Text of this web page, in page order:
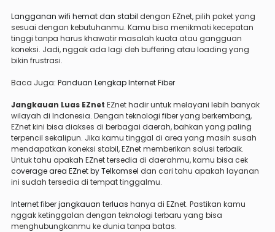
Langganan wifi hemat dan stabil dengan EZnet, pilih paket yang
sesuai dengan kebutuhanmu. Kamu bisa menikmati kecepatan
tinggi tanpa harus khawatir masalah kuota atau gangguan
koneksi. Jadi, nggak ada lagi deh buffering atau loading yang
bikin frustrasi.
Baca Juga: Panduan Lengkap Internet Fiber
Jangkauan Luas EZnet EZnet hadir untuk melayani lebih banyak
wilayah di Indonesia. Dengan teknologi fiber yang berkembang,
EZnet kini bisa diakses di berbagai daerah, bahkan yang paling
terpencil sekalipun. Jika kamu tinggal di area yang masih susah
mendapatkan koneksi stabil, EZnet memberikan solusi terbaik.
Untuk tahu apakah EZnet tersedia di daerahmu, kamu bisa cek
coverage area EZnet by Telkomsel dan cari tahu apakah layanan
ini sudah tersedia di tempat tinggalmu.
Internet fiber jangkauan terluas hanya di EZnet. Pastikan kamu
nggak ketinggalan dengan teknologi terbaru yang bisa
menghubungkanmu ke dunia tanpa batas.